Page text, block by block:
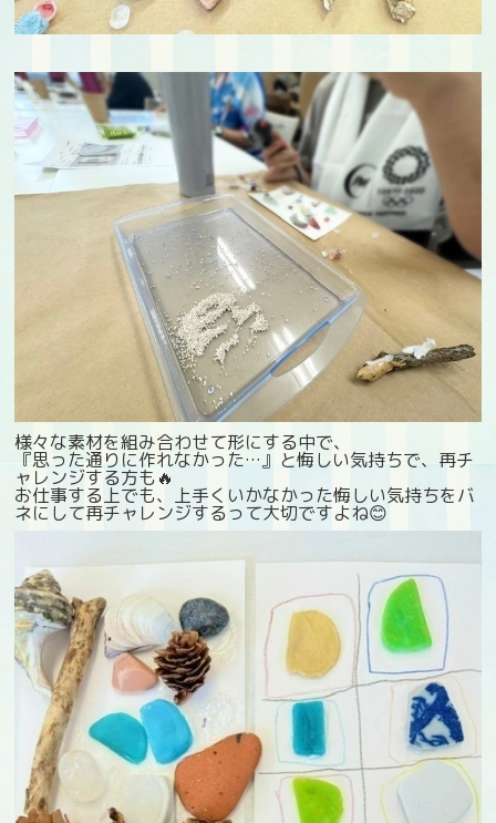
様々な素材を組み合わせて形にする中で、
『思った通りに作れなかった…』と悔しい気持ちで、再チ
ャレンジする方も🔥
お仕事する上でも、上手くいかなかった悔しい気持ちをバ
ネにして再チャレンジするって大切ですよね😊